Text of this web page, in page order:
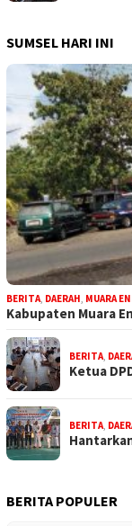
SUMSEL HARI INI
BERITA, DAERAH, MUARA
Kabupaten Muara
BERITA,
Ketua
BERITA,
BERITA POPULER